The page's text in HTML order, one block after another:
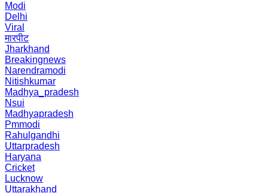
Modi
Delhi
Viral
मारपीट
Jharkhand
Breakingnews
Narendramodi
Nitishkumar
Madhya_pradesh
Nsui
Madhyapradesh
Pmmodi
Rahulgandhi
Uttarpradesh
Haryana
Cricket
Lucknow
Uttarakhand